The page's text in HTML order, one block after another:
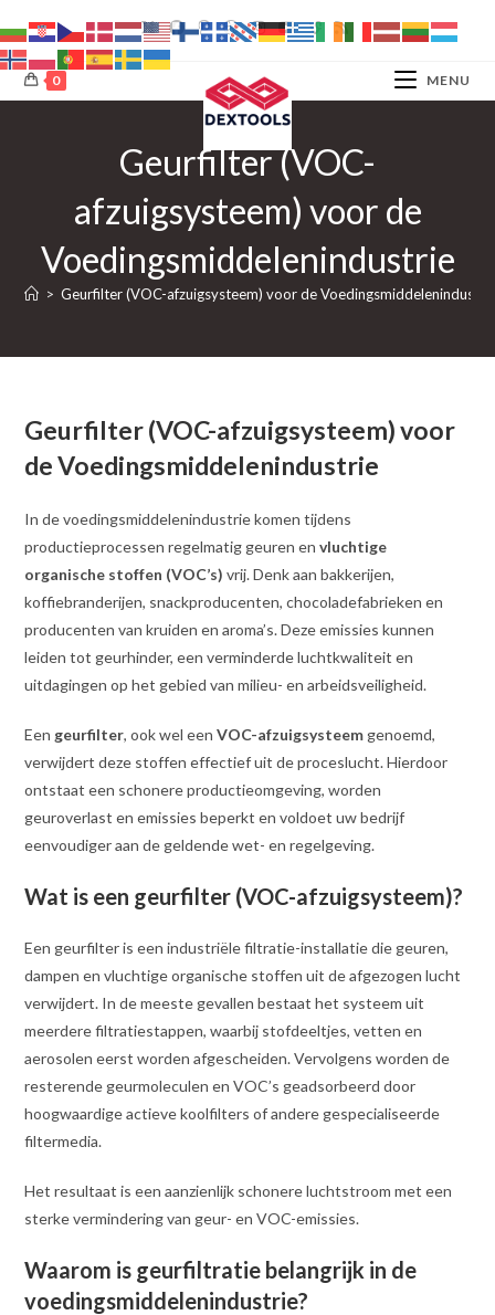
naar
inhoud
0 MENU
Geurfilter (VOC-
afzuigsysteem) voor de
Voedingsmiddelenindustrie
> Geurfilter (VOC-afzuigsysteem) voor de
Geurfilter (VOC-afzuigsysteem) voor
de Voedingsmiddelenindustrie
In de voedingsmiddelenindustrie komen tijdens
productieprocessen regelmatig geuren envluchtige
organische stoffen (VOC’s) vrij. Denk aan bakkerijen,
koffiebranderijen, snackproducenten, chocoladefabrieken en
producenten van kruiden en aroma’s. Deze emissies kunnen
leiden tot geurhinder, een verminderde luchtkwaliteit en
uitdagingen op het gebied van milieu- en arbeidsveiligheid.
Een geurfilter, ook wel eenVOC-afzuigsysteem genoemd,
verwijdert deze stoffen effectief uit de proceslucht. Hierdoor
ontstaat een schonere productieomgeving, worden
geuroverlast en emissies beperkt en voldoet uw bedrijf
eenvoudiger aan de geldende wet- en regelgeving.
Wat is een geurfilter (VOC-afzuigsysteem)?
Een geurfilter is een industriële filtratie-installatie die geuren,
dampen en vluchtige organische stoffen uit de afgezogen lucht
verwijdert. In de meeste gevallen bestaat het systeem uit
meerdere filtratiestappen, waarbij stofdeeltjes, vetten en
aerosolen eerst worden afgescheiden. Vervolgens worden de
resterende geurmoleculen en VOC’s geadsorbeerd door
hoogwaardige actieve koolfilters of andere gespecialiseerde
filtermedia.
Het resultaat is een aanzienlijk schonere luchtstroom met een
sterke vermindering van geur- en VOC-emissies.
Waarom is geurfiltratie belangrijk in de
voedingsmiddelenindustrie?